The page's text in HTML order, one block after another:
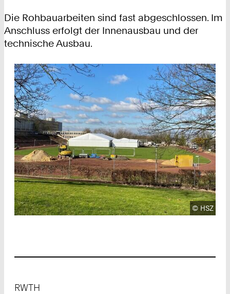
Die Rohbauarbeiten sind fast abgeschlossen. Im
Anschluss erfolgt der Innenausbau und der
technische Ausbau.
©HSZ
RWTH